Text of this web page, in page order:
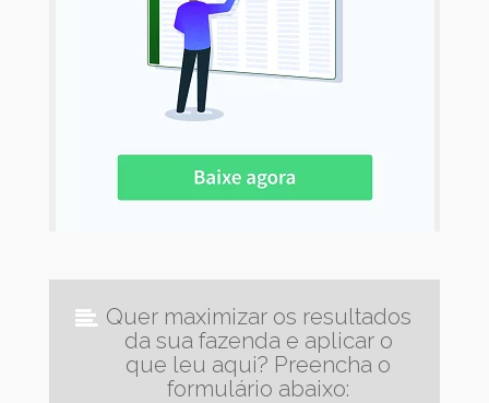
Quer maximizar os resultados
da sua fazenda e aplicar o
que leu aqui? Preencha o
formulário abaixo: